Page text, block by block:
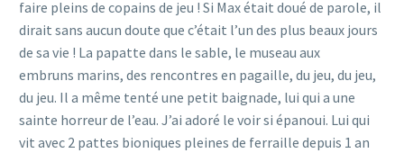
faire pleins de copains de jeu ! Si Max était doué de parole, il
dirait sans aucun doute que c’était l’un des plus beaux jours
de sa vie ! La papatte dans le sable, le museau aux
embruns marins, des rencontres en pagaille, du jeu, du jeu,
du jeu. Il a même tenté une petit baignade, lui qui a une
sainte horreur de l’eau. J’ai adoré le voir si épanoui. Lui qui
vit avec 2 pattes bioniques pleines de ferraille depuis 1 an